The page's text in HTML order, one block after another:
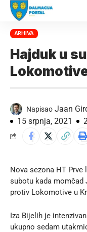
ARHIVA
Hajduk u
Napisao Jaan
15 srpnja, 2021
Nova sezona HT
subotu kada momčad
protiv Lokomotive u
Iza Bijelih je
ukupno sedam